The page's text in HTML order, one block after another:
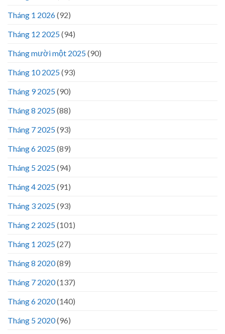
Tháng 1 2026(92)
Tháng 12 2025(94)
Tháng mười một 2025(90)
Tháng 10 2025(93)
Tháng 9 2025(90)
Tháng 8 2025(88)
Tháng 7 2025(93)
Tháng 6 2025(89)
Tháng 5 2025(94)
Tháng 4 2025(91)
Tháng 3 2025(93)
Tháng 2 2025(101)
Tháng 1 2025(27)
Tháng 8 2020(89)
Tháng 7 2020(137)
Tháng 6 2020(140)
Tháng 5 2020(96)